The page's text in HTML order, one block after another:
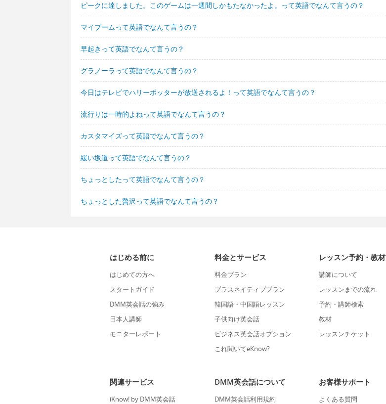
ピークに達しました。このゲームは一週間しかもたなかったよ。って英語でなんて言うの？
マイブームって英語でなんて言うの？
早起きって英語でなんて言うの？
グラノーラって英語でなんて言うの？
今日はテレビでハリーポッターが放送されるよ！って英語でなんて言うの？
流行りは一時的よねって英語でなんて言うの？
カスタマイズって英語でなんて言うの？
緩い坂道って英語でなんて言うの？
ちょっとしたって英語でなんて言うの？
ちょっとした贅沢って英語でなんて言うの？
はじめる前に
はじめての方へ
スタートガイド
DMM英会話の強み
日本人講師
モニターレポート
料金とサービス
料金プラン
プラスネイティブプラン
韓国語・中国語レッスン
子供向け英会話
ビジネス英会話オプション
これ聞いてeKnow?
レッスン予約・教材
講師について
レッスンまでの流れ
予約・講師検索
教材
レッスンチケット
関連サービス
iKnow! by DMM英会話
DMM英会話について
DMM英会話利用規約
お客様サポート
よくある質問